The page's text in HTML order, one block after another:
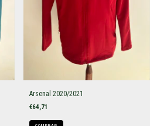
Arsenal 2020/2021
€64,71